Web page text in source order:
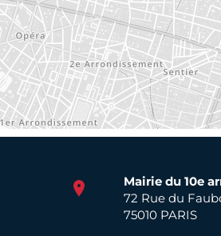
Mairie du 10e
72 Rue du
75010 PARIS